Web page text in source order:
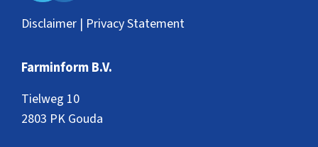
Disclaimer | Privacy Statement
Farminform B.V.
Tielweg 10
2803 PK Gouda